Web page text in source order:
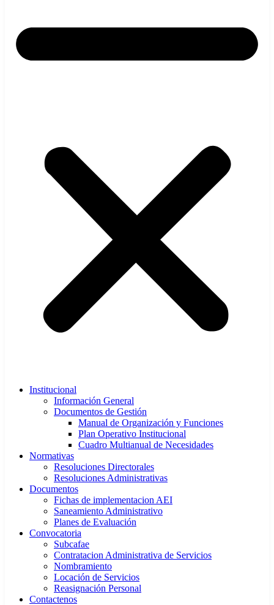
Institucional
Información General
Documentos de Gestión
Manual de Organización y Funciones
Plan Operativo Institucional
Cuadro Multianual de Necesidades
Normativas
Resoluciones Directorales
Resoluciones Administrativas
Documentos
Fichas de implementacion AEI
Saneamiento Administrativo
Planes de Evaluación
Convocatoria
Subcafae
Contratacion Administrativa de Servicios
Nombramiento
Locación de Servicios
Reasignación Personal
Contactenos